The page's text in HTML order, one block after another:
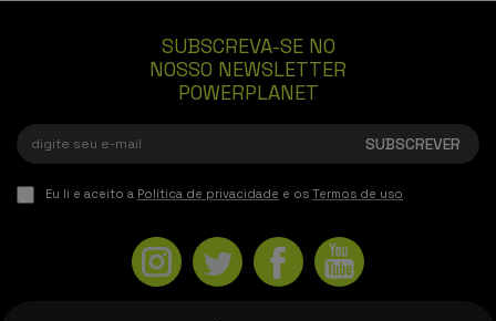
SUBSCREVA-SE NO
NOSSO NEWSLETTER
POWERPLANET
Eu li e aceito a Política de privacidade e os Termos de uso